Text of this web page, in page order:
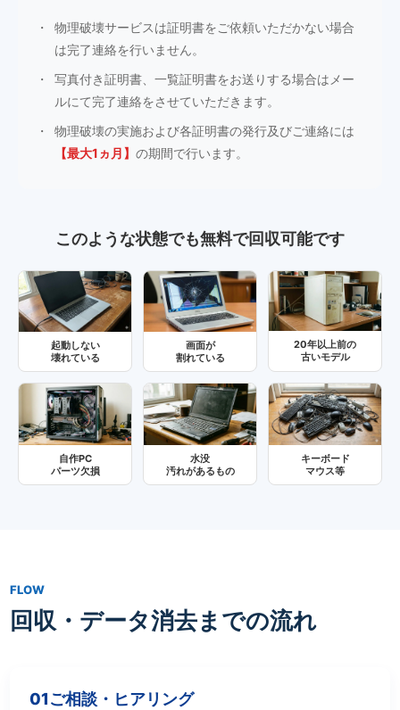
物理破壊サービスは証明書をご依頼いただかない場合
は完了連絡を行いません。
写真付き証明書、一覧証明書をお送りする場合はメー
ルにて完了連絡をさせていただきます。
物理破壊の実施および各証明書の発行及びご連絡には
【最大1ヵ月】 の期間で行います。
このような状態でも無料で回収可能です
起動しない
壊れている
画面が
割れている
20年以上前の
古いモデル
自作PC
パーツ欠損
水没
汚れがあるもの
キーボード
マウス等
FLOW
回収・データ消去までの流れ
01ご相談・ヒアリング